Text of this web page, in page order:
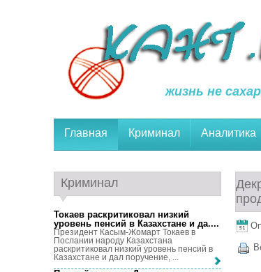
жизнь не
Главная Криминал Аналитика
Криминал
Токаев раскритиковал низкий
уровень пенсий в Казахстане и да....
Президент Касым-Жомарт Токаев в
Послании народу Казахстана
раскритиковал низкий уровень пенсий в
Казахстане и дал поручение, ...